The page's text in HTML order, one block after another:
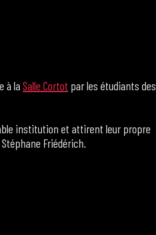
à laSalle Cortot par les étudiants des
institution et attirent leur propre
Friédérich.